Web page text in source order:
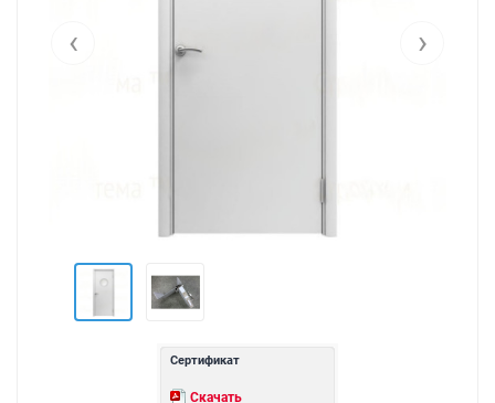
‹ ›
Сертификат
Скачать